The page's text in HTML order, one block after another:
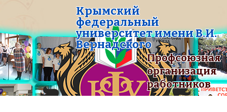
Крымский
федеральный
университет имени В.И.
Вернадского
Профсоюзная
организация
работников